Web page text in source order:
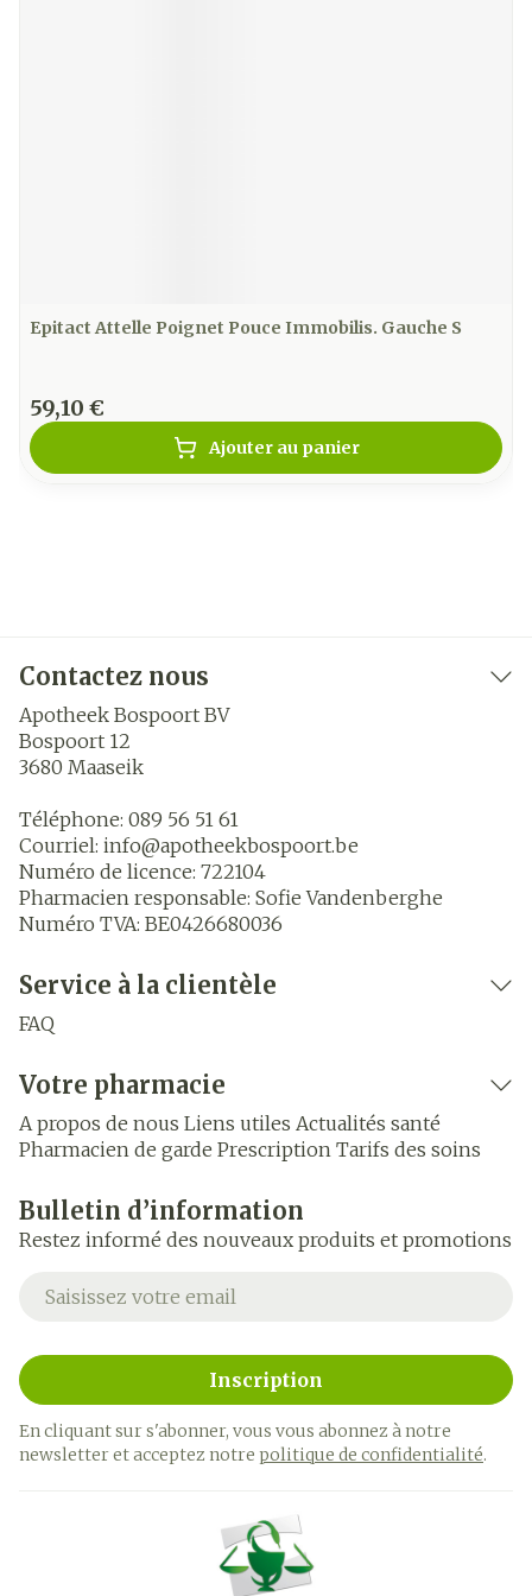
Epitact Attelle Poignet Pouce Immobilis. Gauche S
59,10 €
Ajouter au panier
Contactez nous
Apotheek Bospoort BV
Bospoort 12
3680 Maaseik
Téléphone: 089 56 51 61
Courriel: info@apotheekbospoort.be
Numéro de licence: 722104
Pharmacien responsable: Sofie Vandenberghe
Numéro TVA: BE0426680036
Service à la clientèle
FAQ
Votre pharmacie
A propos de nous Liens utiles Actualités santé
Pharmacien de garde Prescription Tarifs des soins
Bulletin d’information
Restez informé des nouveaux produits et promotions
Adresse mail
Inscription
En cliquant sur s'abonner, vous vous abonnez à notre
newsletter et acceptez notre politique de confidentialité.